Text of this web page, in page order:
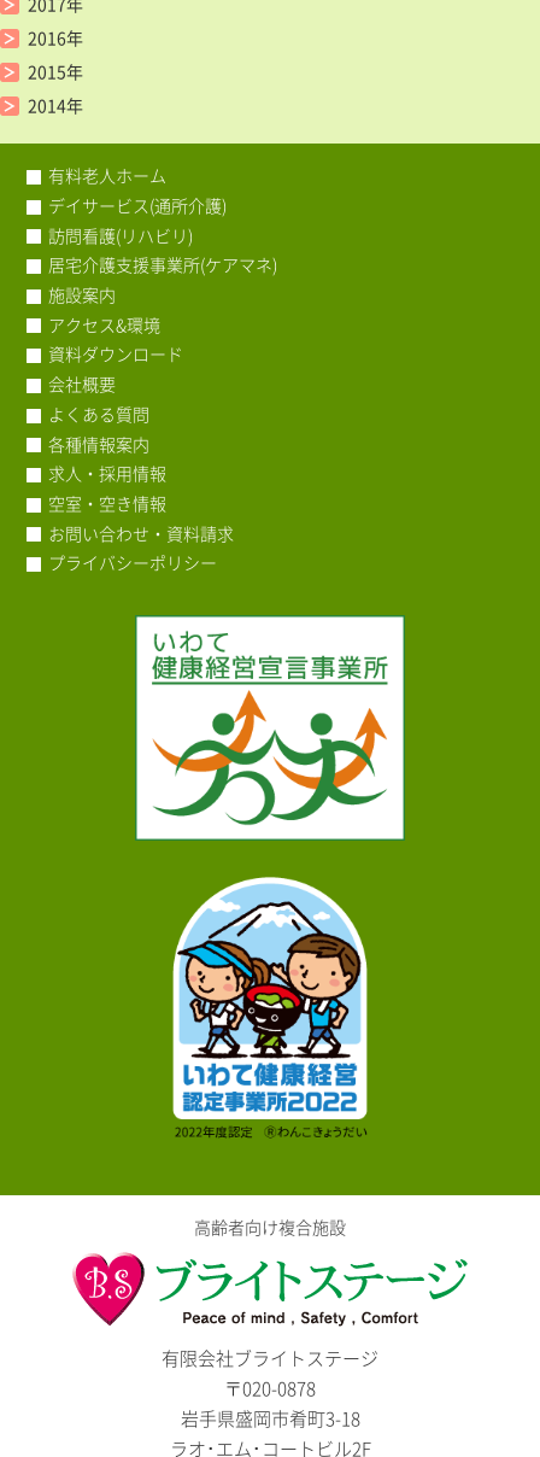
2016年
2015年
2014年
有料老人ホーム
デイサービス(通所介護)
訪問看護(リハビリ)
居宅介護支援事業所(ケアマネ)
施設案内
アクセス&環境
資料ダウンロード
会社概要
よくある質問
各種情報案内
求人・採用情報
空室・空き情報
お問い合わせ・資料請求
プライバシーポリシー
高齢者向け複合施設
有限会社ブライトステージ
〒020-0878
岩手県盛岡市肴町3-18
ラオ･エム･コートビル2F